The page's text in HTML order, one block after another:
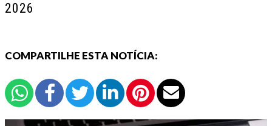
2026
COMPARTILHE ESTA NOTÍCIA: